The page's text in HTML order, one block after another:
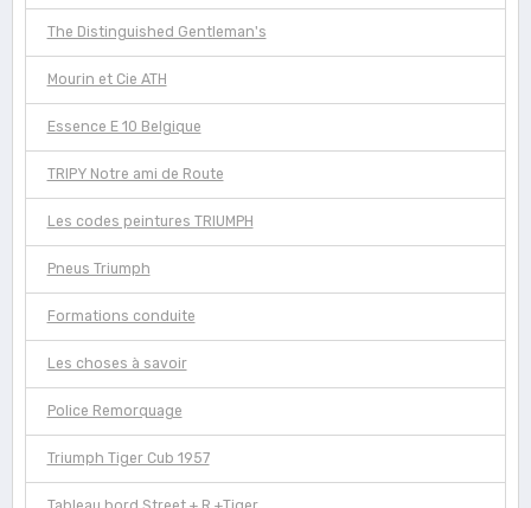
The Distinguished Gentleman's
Mourin et Cie ATH
Essence E 10 Belgique
TRIPY Notre ami de Route
Les codes peintures TRIUMPH
Pneus Triumph
Formations conduite
Les choses à savoir
Police Remorquage
Triumph Tiger Cub 1957